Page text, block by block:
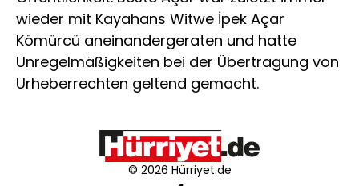
wieder mit Kayahans Witwe İpek Açar
Kömürcü aneinandergeraten und hatte
Unregelmäßigkeiten bei der Übertragung von
Urheberrechten geltend gemacht.
© 2026 Hürriyet.de